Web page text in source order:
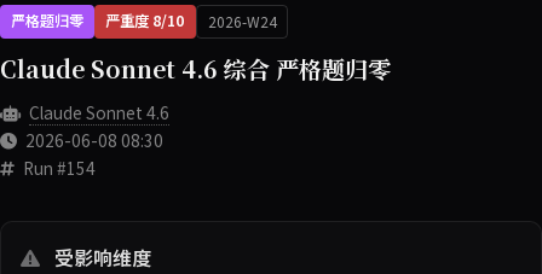
严格题归零 严重度 8/10 2026-W24
Claude Sonnet 4.6 综合 严格题归零
Claude Sonnet 4.6
2026-06-08 08:30
Run #154
受影响维度